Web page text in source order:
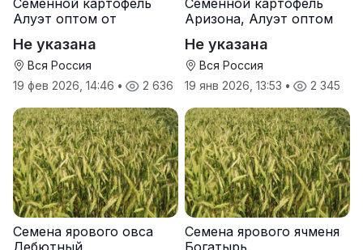
Семенной картофель
Алуэт оптом от
Не указана
Вся Россия
19 фев 2026, 14:46 • 2 636
Семенной картофель
Аризона, Алуэт оптом
Не указана
Вся Россия
19 янв 2026, 13:53 • 2 345
Семена ярового овса
Дебютный
Семена ярового ячменя
Богатырь.